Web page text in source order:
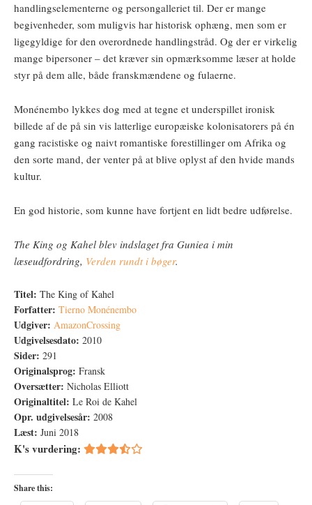
handlingselementerne og persongalleriet til. Der er mange
begivenheder, som muligvis har historisk ophæng, men som er
ligegyldige for den overordnede handlingstråd. Og der er virkelig
mange bipersoner – det kræver sin opmærksomme læser at holde
styr på dem alle, både franskmændene og fulaerne.
Monénembo lykkes dog med at tegne et underspillet ironisk
billede af de på sin vis latterlige europæiske kolonisatorers på én
gang racistiske og naivt romantiske forestillinger om Afrika og
den sorte mand, der venter på at blive oplyst af den hvide mands
kultur.
En god historie, som kunne have fortjent en lidt bedre udførelse.
The King og Kahel blev indslaget fra Guniea i min
læseudfordring, Verden rundt i bøger.
Titel: The King of Kahel
Forfatter: Tierno Monénembo
Udgiver: AmazonCrossing
Udgivelsesdato: 2010
Sider: 291
Originalsprog: Fransk
Oversætter: Nicholas Elliott
Originaltitel: Le Roi de Kahel
Opr. udgivelsesår: 2008
Læst: Juni 2018
K's vurdering:
Share this: